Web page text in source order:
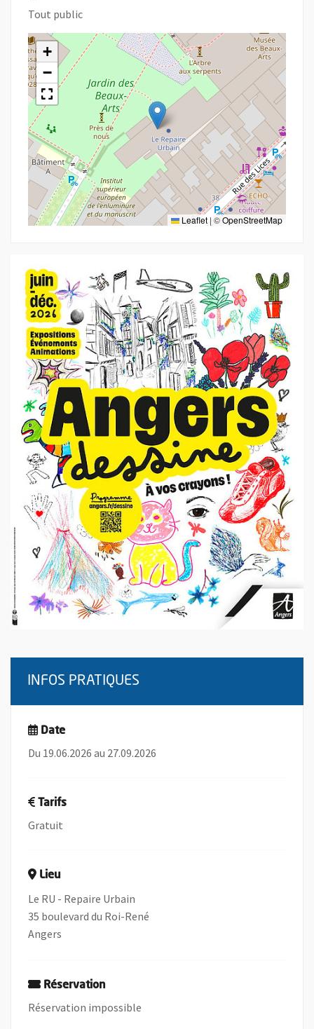
Tout public
+
−
Leaflet |©OpenStreetMap
INFOS PRATIQUES
Date
Du 19.06.2026 au 27.09.2026
Tarifs
Gratuit
Lieu
Le RU - Repaire Urbain
35 boulevard du Roi-René
Angers
Réservation
Réservation impossible